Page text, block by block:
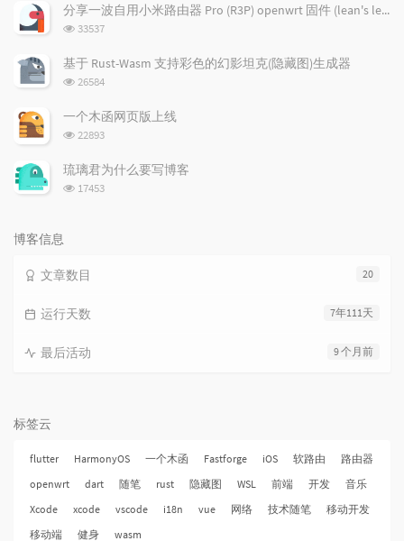
次
数:
分享一波自用小米路由器 Pro (R3P) openwrt 固件 (lean's lede)
浏
次
数:
33537
基于 Rust-Wasm 支持彩色的幻影坦克(隐藏图)生成器
浏
次
数:
26584
一个木函网页版上线
浏
次
数:
22893
琉璃君为什么要写博客
浏
17453
博客信息
20
文章数目
7年111天
运行天数
9 个月前
最后活动
标签云
flutter HarmonyOS 一个木函 Fastforge iOS 软路由
路由器
openwrt
dart 随笔 rust 隐藏图 WSL 前端 开发
音乐
Xcode
xcode vscode i18n vue 网络 技术随笔
移动开发
移动端
健身 wasm